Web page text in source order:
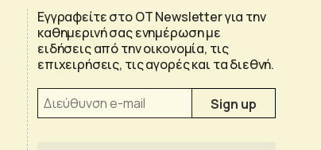
Εγγραφείτε στο OT Newsletter για την
καθημερινή σας ενημέρωση με
ειδήσεις από την οικονομία, τις
επιχειρήσεις, τις αγορές και τα διεθνή.